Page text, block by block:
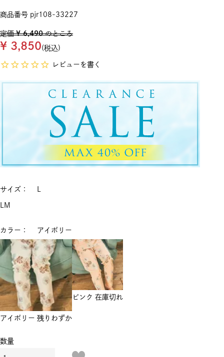
商品番号 pjr108-33227
定価 ¥ 6,490 のところ
¥ 3,850 税込
レビューを書く
サイズ
M
カラー アイボリー
アイボリー 残りわずか
ピンク 在庫切れ